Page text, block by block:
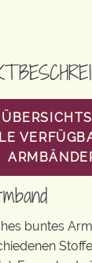
buntes